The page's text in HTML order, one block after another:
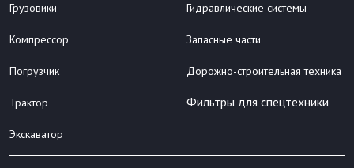
Грузовики
Компрессор
Погрузчик
Трактор
Экскаватор
Гидравлические системы
Запасные части
Дорожно-строительная техника
Фильтры для спецтехники